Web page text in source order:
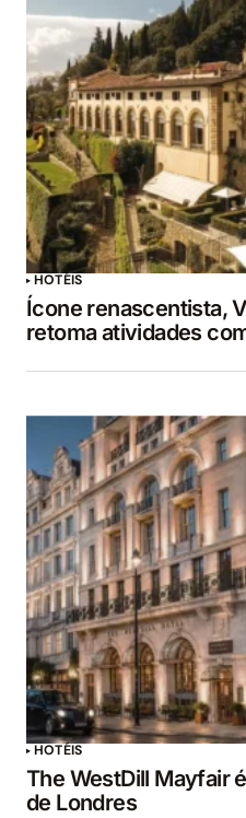
HOTÉIS
Ícone renascentista,
retoma atividades
HOTÉIS
The WestDill Mayfair
de Londres